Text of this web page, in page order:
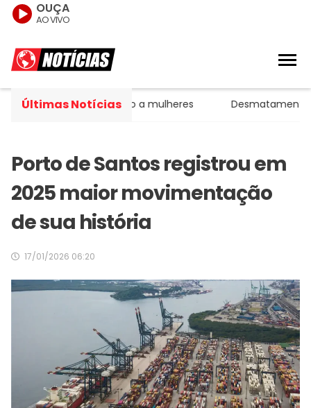
OUÇA
AO VIVO
Últimas Notícias
estágios da agressão a mulheres Desmatamento na
Porto de Santos registrou em
2025 maior movimentação
de sua história
17/01/2026 06:20